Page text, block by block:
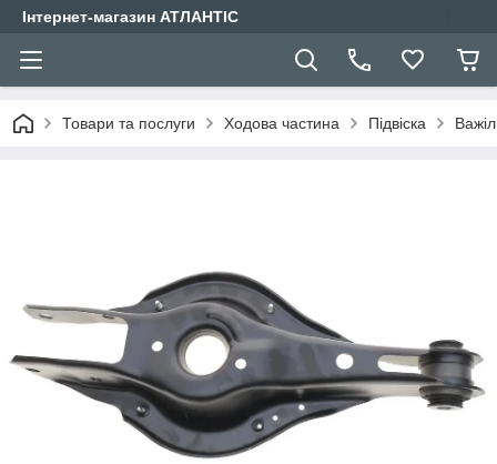
Інтернет-магазин АТЛАНТІС
Товари та послуги Ходова частина Підвіска